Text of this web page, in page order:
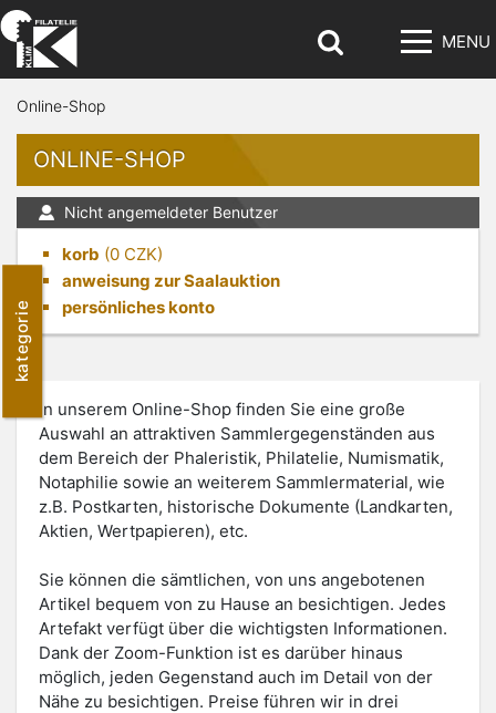
MENU
kategorie
Online-Shop
ONLINE-SHOP
Nicht angemeldeter Benutzer
korb (0 CZK)
anweisung zur Saalauktion
persönliches konto
In unserem Online-Shop finden Sie eine große
Auswahl an attraktiven Sammlergegenständen aus
dem Bereich der Phaleristik, Philatelie, Numismatik,
Notaphilie sowie an weiterem Sammlermaterial, wie
z.B. Postkarten, historische Dokumente (Landkarten,
Aktien, Wertpapieren), etc.
Sie können die sämtlichen, von uns angebotenen
Artikel bequem von zu Hause an besichtigen. Jedes
Artefakt verfügt über die wichtigsten Informationen.
Dank der Zoom-Funktion ist es darüber hinaus
möglich, jeden Gegenstand auch im Detail von der
Nähe zu besichtigen. Preise führen wir in drei